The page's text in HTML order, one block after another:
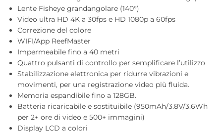
Lente Fisheye grandangolare (140°)
Video ultra HD 4K a 30fps e HD 1080p a 60fps
Correzione del colore
WIFI/App ReefMaster
Impermeabile fino a 40 metri
Quattro pulsanti di controllo per semplificare l’utilizzo
Stabilizzazione elettronica per ridurre vibrazioni e
movimenti, per una registrazione video più fluida.
Memoria espandibile fino a 128GB.
Batteria ricaricabile e sostituibile (950mAh/3.8V/3.6Wh
per 2+ ore di video e 500+ immagini)
Display LCD a colori